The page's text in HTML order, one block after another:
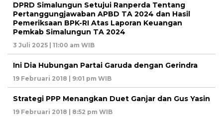
DPRD Simalungun Setujui Ranperda Tentang
Pertanggungjawaban APBD TA 2024 dan Hasil
Pemeriksaan BPK-RI Atas Laporan Keuangan
Pemkab Simalungun TA 2024
3 Juli 2025 | 11:00 am WIB
Ini Dia Hubungan Partai Garuda dengan Gerindra
19 Februari 2018 | 9:01 pm WIB
Strategi PPP Menangkan Duet Ganjar dan Gus Yasin
19 Februari 2018 | 8:52 pm WIB